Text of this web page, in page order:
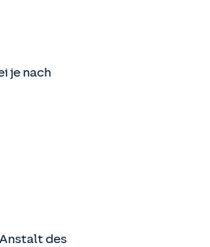
je nach
des